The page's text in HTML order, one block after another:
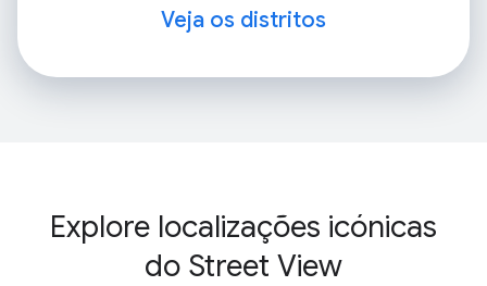
Veja os distritos
Explore localizações icónicas
do Street View